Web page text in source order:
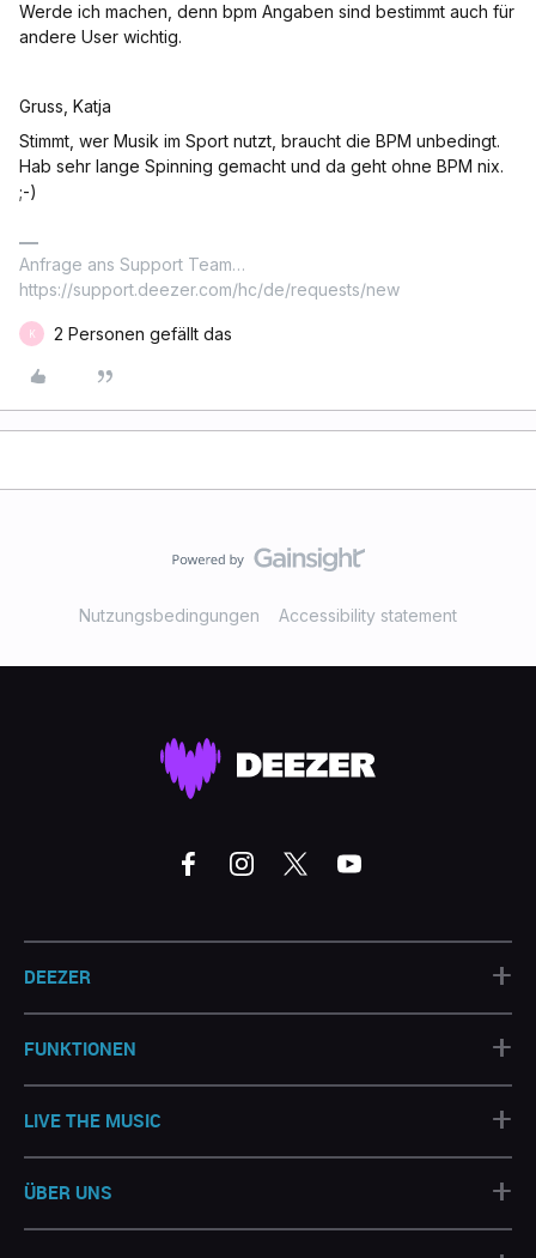
Werde ich machen, denn bpm Angaben sind bestimmt auch für
andere User wichtig.
Gruss, Katja
Stimmt, wer Musik im Sport nutzt, braucht die BPM unbedingt.
Hab sehr lange Spinning gemacht und da geht ohne BPM nix.
;-)
Anfrage ans Support Team…
https://support.deezer.com/hc/de/requests/new
K 2 Personen gefällt das
Nutzungsbedingungen Accessibility statement
DEEZER +
FUNKTIONEN +
LIVE THE MUSIC +
ÜBER UNS +